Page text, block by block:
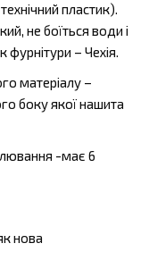
пластик).
не боїться води і
фурнітури – Чехія.
матеріалу –
боку якої нашита
-має 6
нова